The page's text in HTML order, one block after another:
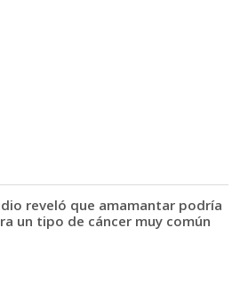
reveló que amamantar podría
un tipo de cáncer muy común